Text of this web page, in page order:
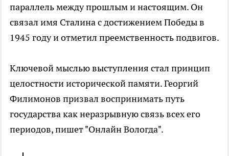
параллель между прошлым и настоящим. Он
связал имя Сталина с достижением Победы в
1945 году и отметил преемственность подвигов.
Ключевой мыслью выступления стал принцип
целостности исторической памяти. Георгий
Филимонов призвал воспринимать путь
государства как неразрывную связь всех его
периодов, пишет "Онлайн Вологда".